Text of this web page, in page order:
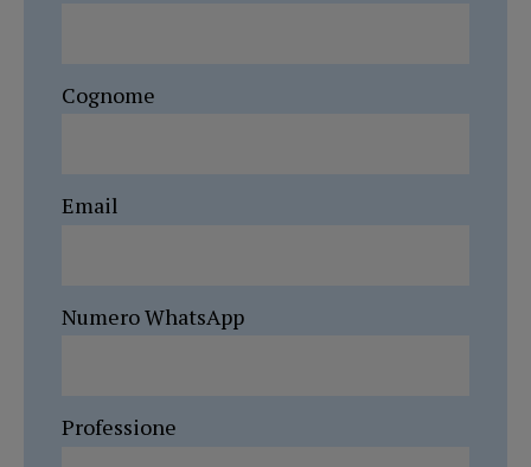
Cognome
Email
Numero WhatsApp
Professione